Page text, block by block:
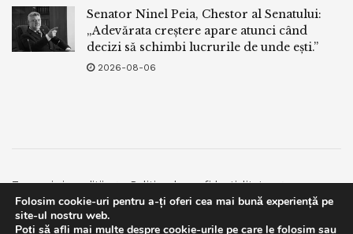
Senator Ninel Peia, Chestor al Senatului:
„Adevărata creștere apare atunci când
decizi să schimbi lucrurile de unde ești.”
2026-08-06
Termeni si conditii
Politica de confidentialitate
Facebook
Contact
© 2019bpnews- Business & Politics Newsbpnews.
Folosim cookie-uri pentru a-ți oferi cea mai bună experiență pe
site-ul nostru web.
Poți să afli mai multe despre cookie-urile pe care le folosim sau